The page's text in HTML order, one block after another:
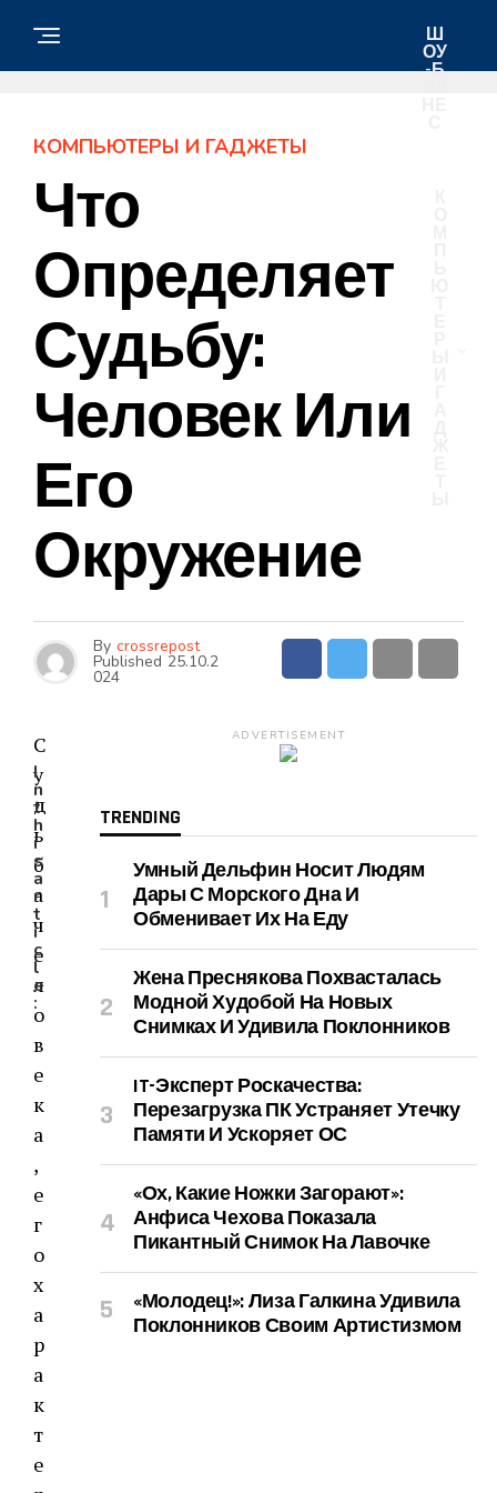
Ш
ОУ
-Б
КОМПЬЮТЕРЫ И ГАДЖЕТЫ
Что
Определяет
Судьбу:
Человек Или
Его
Окружение
By crossrepost
Published 25.10.2
024
С
у
д
ь
б
а
ч
е
л
о
в
е
к
а
,
е
г
о
х
а
р
а
к
т
е
I
n
t
h
i
s
a
r
t
i
c
l
e
:
ADVERTISEMENT
TRENDING
Умный Дельфин Носит Людям
Дары С Морского Дна И
Обменивает Их На Еду
Жена Преснякова Похвасталась
Модной Худобой На Новых
Снимках И Удивила Поклонников
IT-Эксперт Роскачества:
Перезагрузка ПК Устраняет Утечку
Памяти И Ускоряет ОС
«Ох, Какие Ножки Загорают»:
Анфиса Чехова Показала
Пикантный Снимок На Лавочке
«Молодец!»: Лиза Галкина Удивила
Поклонников Своим Артистизмом